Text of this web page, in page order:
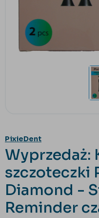
PixieDent
Wyprzedaż:
szczoteczki
Diamond -
Reminder